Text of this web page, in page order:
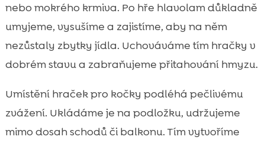
nebo mokrého krmiva. Po hře hlavolam důkladně
umyjeme, vysušíme a zajistíme, aby na něm
nezůstaly zbytky jídla. Uchováváme tím hračky v
dobrém stavu a zabraňujeme přitahování hmyzu.
Umístění hraček pro kočky podléhá pečlivému
zvážení. Ukládáme je na podložku, udržujeme
mimo dosah schodů či balkonu. Tím vytvoříme